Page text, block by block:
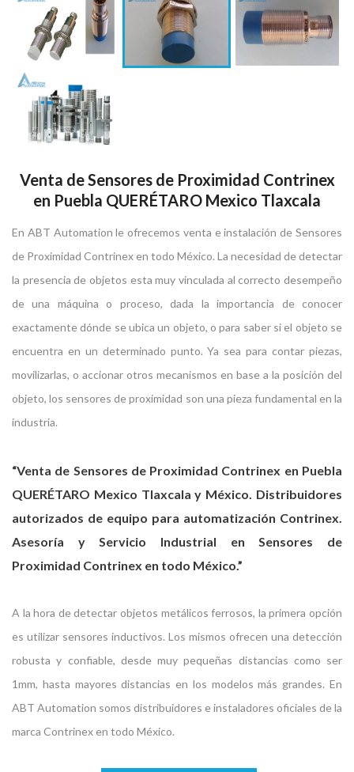
Venta de Sensores de Proximidad Contrinex
en Puebla QUERÉTARO Mexico Tlaxcala
En ABT Automation le ofrecemos venta e instalación de Sensores
de Proximidad Contrinex en todo México. La necesidad de detectar
la presencia de objetos esta muy vinculada al correcto desempeño
de una máquina o proceso, dada la importancia de conocer
exactamente dónde se ubica un objeto, o para saber si el objeto se
encuentra en un determinado punto. Ya sea para contar piezas,
movilizarlas, o accionar otros mecanismos en base a la posición del
objeto, los sensores de proximidad son una pieza fundamental en la
industria.
“Venta de Sensores de Proximidad Contrinex en Puebla
QUERÉTARO Mexico Tlaxcala y México. Distribuidores
autorizados de equipo para automatización Contrinex.
Asesoría y Servicio Industrial en Sensores de
Proximidad Contrinex en todo México.”
A la hora de detectar objetos metálicos ferrosos, la primera opción
es utilizar sensores inductivos. Los mismos ofrecen una detección
robusta y confiable, desde muy pequeñas distancias como ser
1mm, hasta mayores distancias en los modelos más grandes. En
ABT Automation somos distribuidores e instaladores oficiales de la
marca Contrinex en todo México.